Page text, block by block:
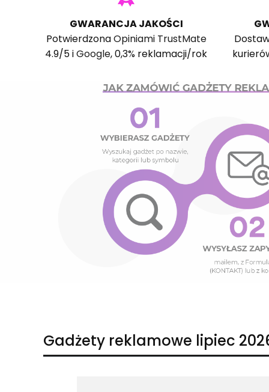
GWARANCJA JAKOŚCI
PotwierdzonaOpiniami TrustMate
4.9/5 iGoogle, 0,3% reklamacji/rok
Gadżety reklamowe lipiec